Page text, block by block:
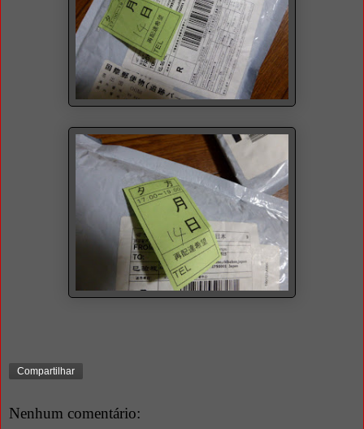
Compartilhar
Nenhum comentário: